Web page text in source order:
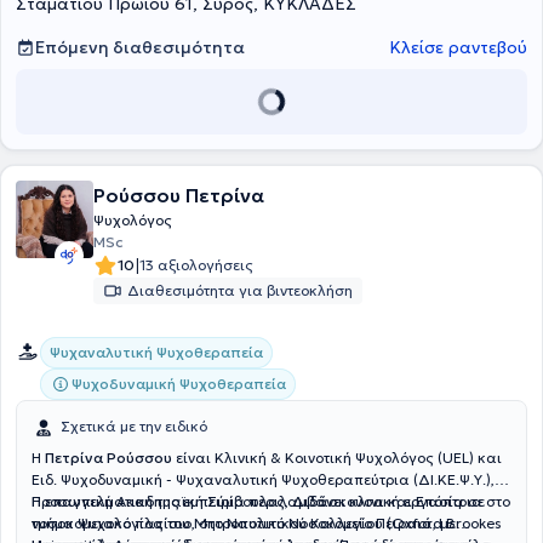
Επόμενη διαθεσιμότητα
Κλείσε ραντεβού
Ρούσσου Πετρίνα
Ψυχολόγος
MSc
10|13 αξιολογήσεις
Διαθεσιμότητα για βιντεοκλήση
Ψυχαναλυτική Ψυχοθεραπεία
Ψυχοδυναμική Ψυχοθεραπεία
Σχετικά με την ειδικό
Η Πετρίνα Ρούσσου είναι Κλινική & Κοινοτική Ψυχολόγος (UEL) και
Ειδ. Ψυχοδυναμική - Ψυχαναλυτική Ψυχοθεραπεύτρια (ΔΙ.ΚΕ.Ψ.Υ.),
Προσωπική Ακαδημαϊκή Σύμβουλος, Διδάσκουσα και Επόπτριαστο
τμήμα Ψυχολογίας του Μητροπολιτικού Κολλεγίου (Oxford Brookes
Η επαγγελματική της εμπειρία περιλαμβάνει κλινική εργασία σε
νοσοκομειακό πλαίσιο, στο Ναυτικό Νοσοκομείο Πειραιά, με